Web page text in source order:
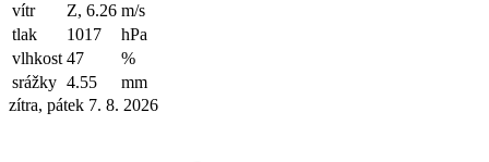
vítr
Z, 6.26 m/s
tlak
1017
hPa
vlhkost 47
%
srážky 4.55
mm
zítra, pátek 7. 8. 2026